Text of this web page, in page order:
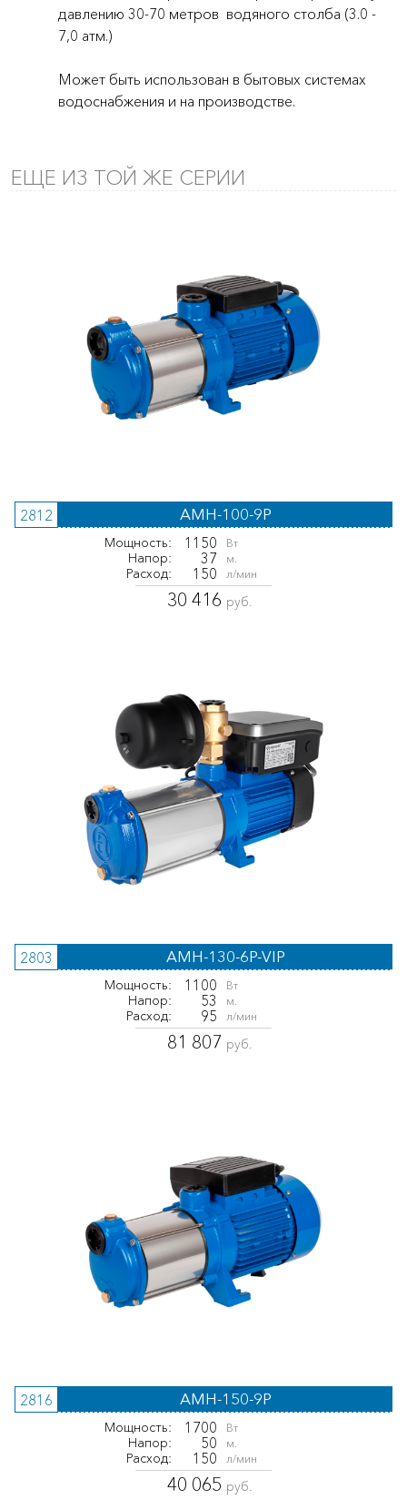
давлению 30-70 метров водяного столба (3.0 -
7,0 атм.)
Может быть использован в бытовых системах
водоснабжения и на производстве.
ЕЩЕ ИЗ ТОЙ ЖЕ СЕРИИ
2812 AMH-100-9P
Мощность: 1150 Вт
Напор: 37 м.
Расход: 150 л/мин
30 416 руб.
2803 AMH-130-6P-VIP
Мощность: 1100 Вт
Напор: 53 м.
Расход: 95 л/мин
81 807 руб.
2816 AMH-150-9P
Мощность: 1700 Вт
Напор: 50 м.
Расход: 150 л/мин
40 065 руб.